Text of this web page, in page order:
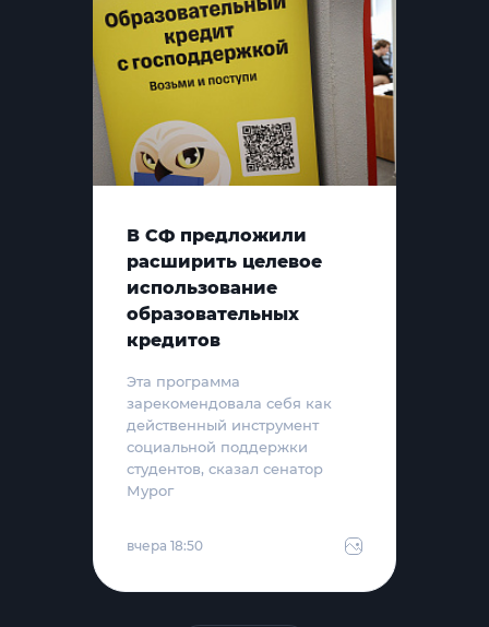
В СФ предложили
расширить целевое
использование
образовательных
кредитов
Эта программа
зарекомендовала себя как
действенный инструмент
социальной поддержки
студентов, сказал сенатор
Мурог
вчера 18:50